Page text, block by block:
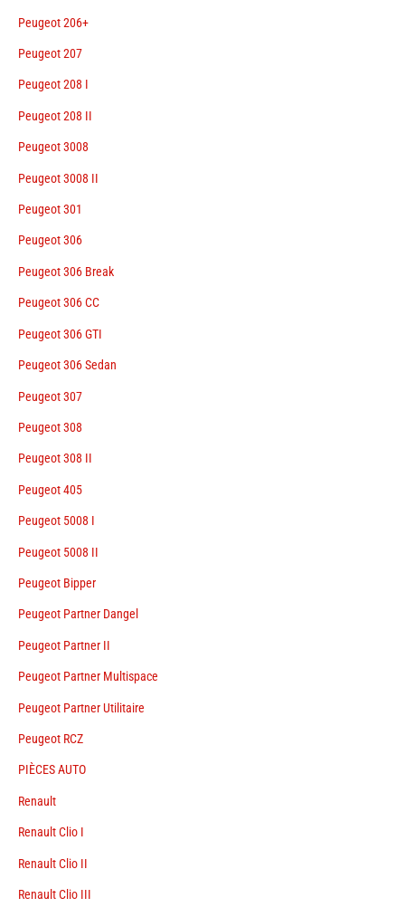
Peugeot 206+
Peugeot 207
Peugeot 208 I
Peugeot 208 II
Peugeot 3008
Peugeot 3008 II
Peugeot 301
Peugeot 306
Peugeot 306 Break
Peugeot 306 CC
Peugeot 306 GTI
Peugeot 306 Sedan
Peugeot 307
Peugeot 308
Peugeot 308 II
Peugeot 405
Peugeot 5008 I
Peugeot 5008 II
Peugeot Bipper
Peugeot Partner Dangel
Peugeot Partner II
Peugeot Partner Multispace
Peugeot Partner Utilitaire
Peugeot RCZ
PIÈCES AUTO
Renault
Renault Clio I
Renault Clio II
Renault Clio III